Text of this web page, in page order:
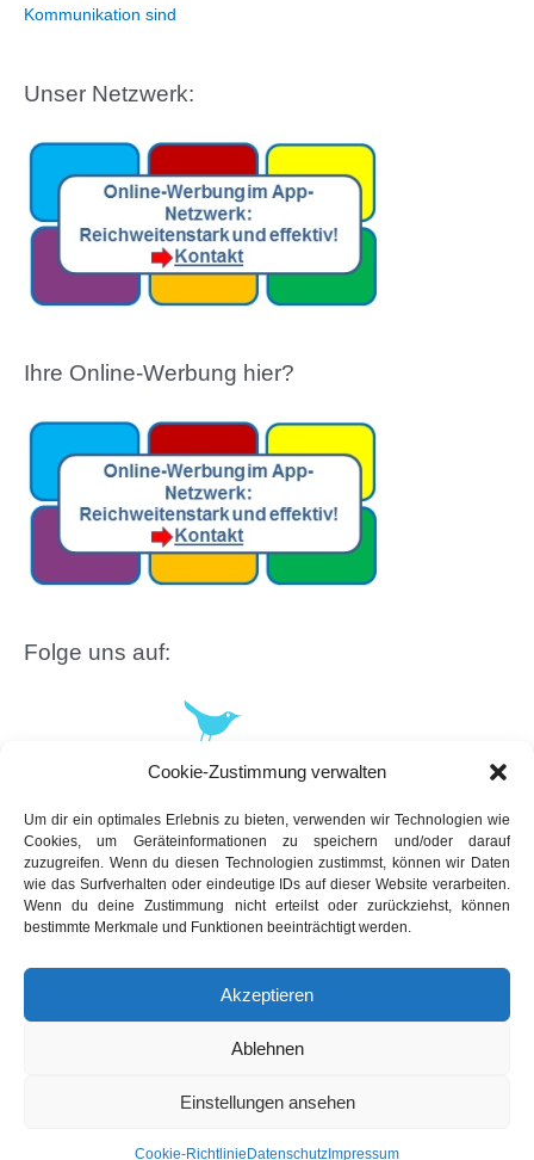
Cookie-Zustimmung verwalten
Um dir ein optimales Erlebnis zu bieten, verwenden wir Technologien wie
Cookies, um Geräteinformationen zu speichern und/oder darauf
zuzugreifen. Wenn du diesen Technologien zustimmst, können wir Daten
wie das Surfverhalten oder eindeutige IDs auf dieser Website verarbeiten.
Wenn du deine Zustimmung nicht erteilst oder zurückziehst, können
bestimmte Merkmale und Funktionen beeinträchtigt werden.
Akzeptieren
Ablehnen
Einstellungen ansehen
Cookie-Richtlinie Datenschutz Impressum
Kommunikation sind
Unser Netzwerk:
Ihre Online-Werbung hier?
Folge uns auf: